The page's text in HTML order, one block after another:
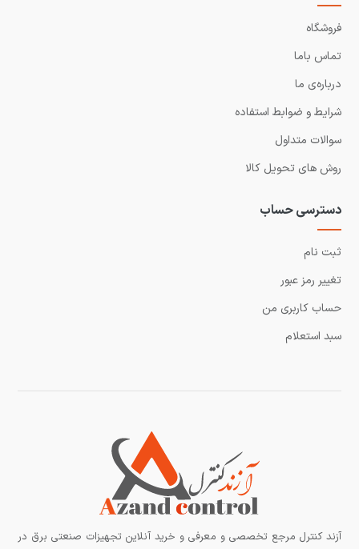
فروشگاه
تماس باما
درباره‌ی ما
شرایط و ضوابط استفاده
سوالات متداول
روش های تحویل کالا
دسترسی حساب
ثبت نام
تغییر رمز عبور
حساب کاربری من
سبد استعلام
آزند کنترل مرجع تخصصی و معرفی و خرید آنلاین تجهیزات صنعتی برق در